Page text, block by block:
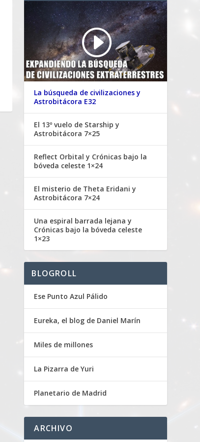
La búsqueda de civilizaciones y
Astrobitácora E32
El 13º vuelo de Starship y
Astrobitácora 7×25
Reflect Orbital y Crónicas bajo la
bóveda celeste 1×24
El misterio de Theta Eridani y
Astrobitácora 7×24
Una espiral barrada lejana y
Crónicas bajo la bóveda celeste
1×23
BLOGROLL
Ese Punto Azul Pálido
Eureka, el blog de Daniel Marín
Miles de millones
La Pizarra de Yuri
Planetario de Madrid
ARCHIVO